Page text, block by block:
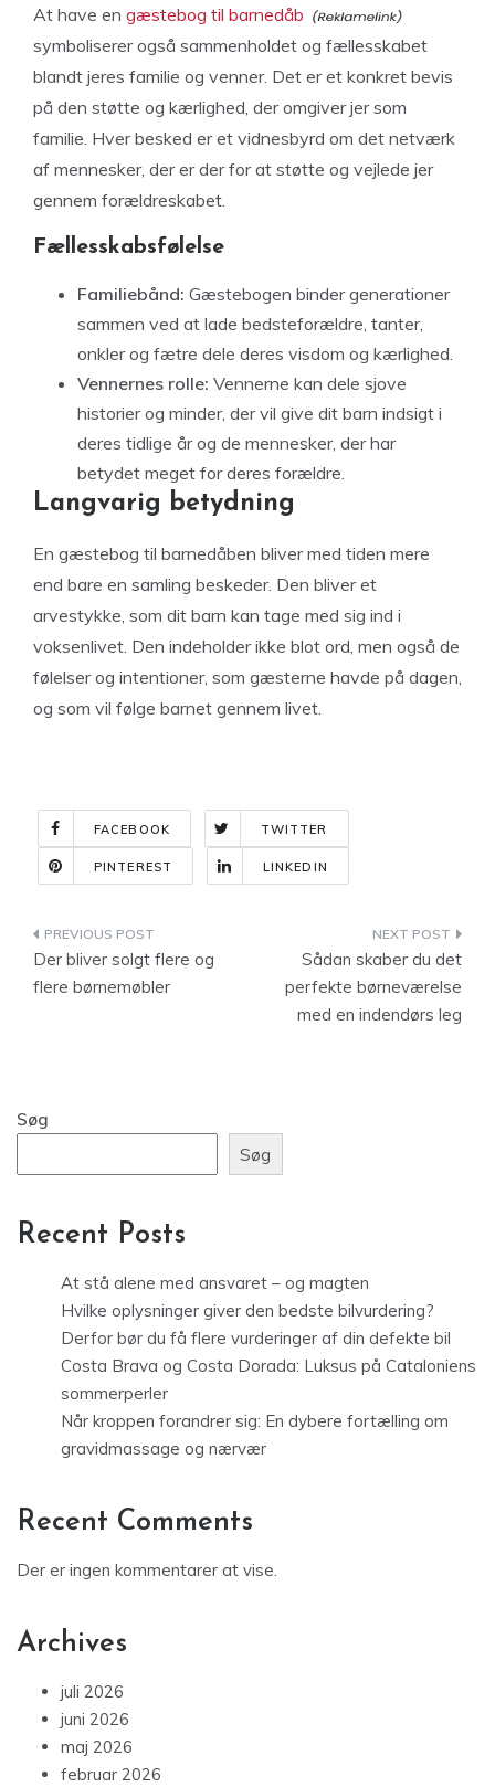
At have en gæstebog til barnedåb
symboliserer også sammenholdet og fællesskabet
blandt jeres familie og venner. Det er et konkret bevis
på den støtte og kærlighed, der omgiver jer som
familie. Hver besked er et vidnesbyrd om det netværk
af mennesker, der er der for at støtte og vejlede jer
gennem forældreskabet.
Fællesskabsfølelse
Familiebånd: Gæstebogen binder generationer
sammen ved at lade bedsteforældre, tanter,
onkler og fætre dele deres visdom og kærlighed.
Vennernes rolle: Vennerne kan dele sjove
historier og minder, der vil give dit barn indsigt i
deres tidlige år og de mennesker, der har
betydet meget for deres forældre.
Langvarig betydning
En gæstebog til barnedåben bliver med tiden mere
end bare en samling beskeder. Den bliver et
arvestykke, som dit barn kan tage med sig ind i
voksenlivet. Den indeholder ikke blot ord, men også de
følelser og intentioner, som gæsterne havde på dagen,
og som vil følge barnet gennem livet.
FACEBOOK TWITTER
PINTEREST LINKEDIN
Indlægsnavigation
Der bliver solgt flere og
flere børnemøbler
Sådan skaber du det
perfekte børneværelse
med en indendørs leg
Søg
Søg
Recent Posts
At stå alene med ansvaret – og magten
Hvilke oplysninger giver den bedste bilvurdering?
Derfor bør du få flere vurderinger af din defekte bil
Costa Brava og Costa Dorada: Luksus på Cataloniens
sommerperler
Når kroppen forandrer sig: En dybere fortælling om
gravidmassage og nærvær
Recent Comments
Der er ingen kommentarer at vise.
Archives
juli 2026
juni 2026
maj 2026
februar 2026